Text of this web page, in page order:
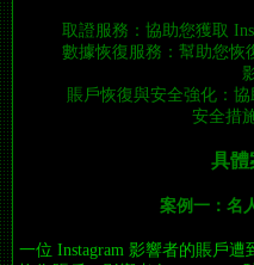
取證服務：協助您獲取
數據恢復服務：幫助您恢
賬戶恢復與安全強化：
安全措
具體
案例一：名
一位 Instagram 影響者的賬戶